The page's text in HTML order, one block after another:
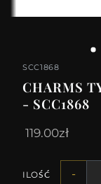
SCC1868
CHARMS
- SCC1868
119.00zł
ILOŚĆ -